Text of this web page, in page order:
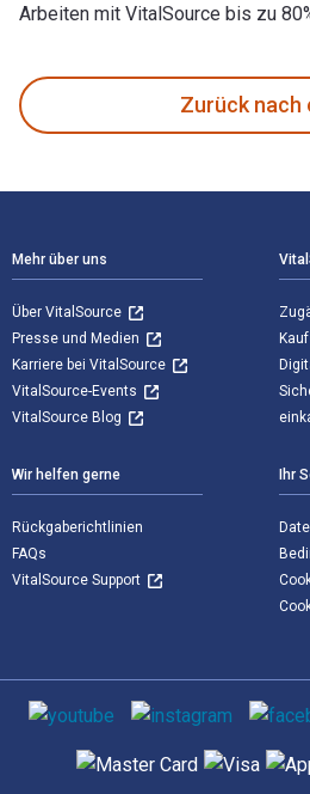
Arbeiten mit VitalSource bis zu
Zurück nach
Mehr über uns
Über VitalSource
Presse und Medien
Karriere bei VitalSource
VitalSource-Events
VitalSource Blog
Wir helfen gerne
Rückgaberichtlinien
FAQs
VitalSource Support
Ihr
Sozialen Medien
Unterstützte Zahlungsmethoden